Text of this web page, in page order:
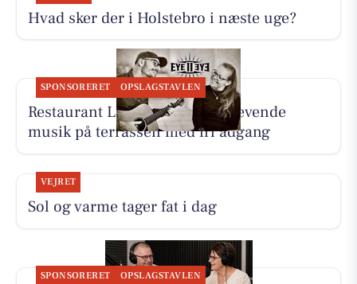
Hvad sker der i Holstebro i næste uge?
SPONSORERET OPSLAGSTAVLEN
Restaurant Luna Lemvig har levende
musik på terrassen med fri adgang
VEJRET
Sol og varme tager fat i dag
SPONSORERET OPSLAGSTAVLEN